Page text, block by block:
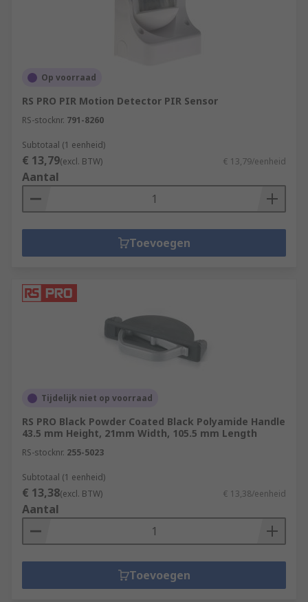
Op voorraad
RS PRO PIR Motion Detector PIR Sensor
RS-stocknr. 791-8260
Subtotaal (1 eenheid)
€ 13,79(excl. BTW) € 13,79/eenheid
Aantal
Toevoegen
Tijdelijk niet op voorraad
RS PRO Black Powder Coated Black Polyamide Handle
43.5 mm Height, 21mm Width, 105.5 mm Length
RS-stocknr. 255-5023
Subtotaal (1 eenheid)
€ 13,38(excl. BTW) € 13,38/eenheid
Aantal
Toevoegen